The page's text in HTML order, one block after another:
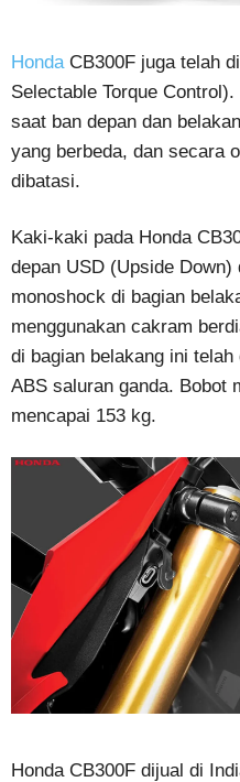
Honda CB300F juga telah
Selectable Torque
saat ban depan dan
yang berbeda, dan secara
dibatasi.
Kaki-kaki pada Honda
depan USD (Upside
monoshock di bagian
menggunakan cakram
di bagian belakang ini
ABS saluran ganda. Bobot
mencapai 153 kg.
Honda CB300F dijual di